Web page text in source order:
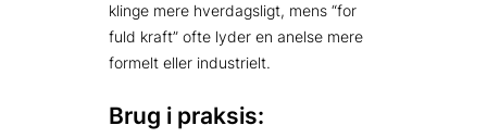
klinge mere hverdagsligt, mens “for
fuld kraft” ofte lyder en anelse mere
formelt eller industrielt.
Brug i praksis: